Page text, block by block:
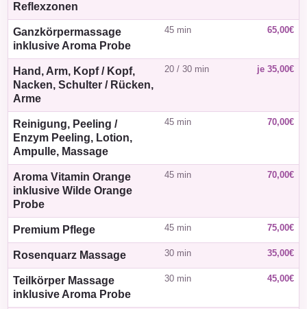
Reflexzonen
Ganzkörpermassage
inklusive Aroma Probe
45 min 65,00€
Hand, Arm, Kopf / Kopf,
Nacken, Schulter / Rücken,
Arme
20 / 30 min je 35,00€
Reinigung, Peeling /
Enzym Peeling, Lotion,
Ampulle, Massage
45 min 70,00€
Aroma Vitamin Orange
inklusive Wilde Orange
Probe
45 min 70,00€
Premium Pflege 45 min 75,00€
Rosenquarz Massage 30 min 35,00€
Teilkörper Massage
inklusive Aroma Probe
30 min 45,00€